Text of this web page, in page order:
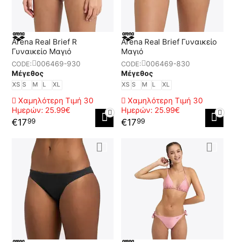
Arena Real Brief R
Γυναικείο Μαγιό
CODE:
006469-930
Μέγεθος
XS S M L XL
Χαμηλότερη Τιμή 30
Ημερών: 25.99€
€1799
Arena Real Brief Γυναικείο
Μαγιό
CODE:
006469-830
Μέγεθος
XS S M L XL
Χαμηλότερη Τιμή 30
Ημερών: 25.99€
€1799